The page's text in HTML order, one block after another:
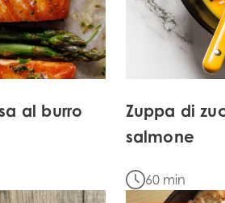
Mowi Taiwan
al burro
Zuppa di
salmone
60 min